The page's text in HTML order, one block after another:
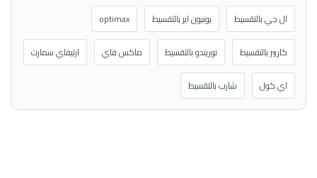
ال جي بالتقسيط يونيون اير بالتقسيط optimax
كاريير بالتقسيط توريندو بالتقسيط ماكس فاي ارتيفاي سمارت
اي كول شارب بالتقسيط